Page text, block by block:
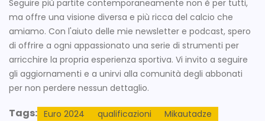
Seguire più partite contemporaneamente non è per tutti,
ma offre una visione diversa e più ricca del calcio che
amiamo. Con l'aiuto delle mie newsletter e podcast, spero
di offrire a ogni appassionato una serie di strumenti per
arricchire la propria esperienza sportiva. Vi invito a seguire
gli aggiornamenti e a unirvi alla comunità degli abbonati
per non perdere nessun dettaglio.
Tags: Euro 2024 qualificazioni
Mikautadze